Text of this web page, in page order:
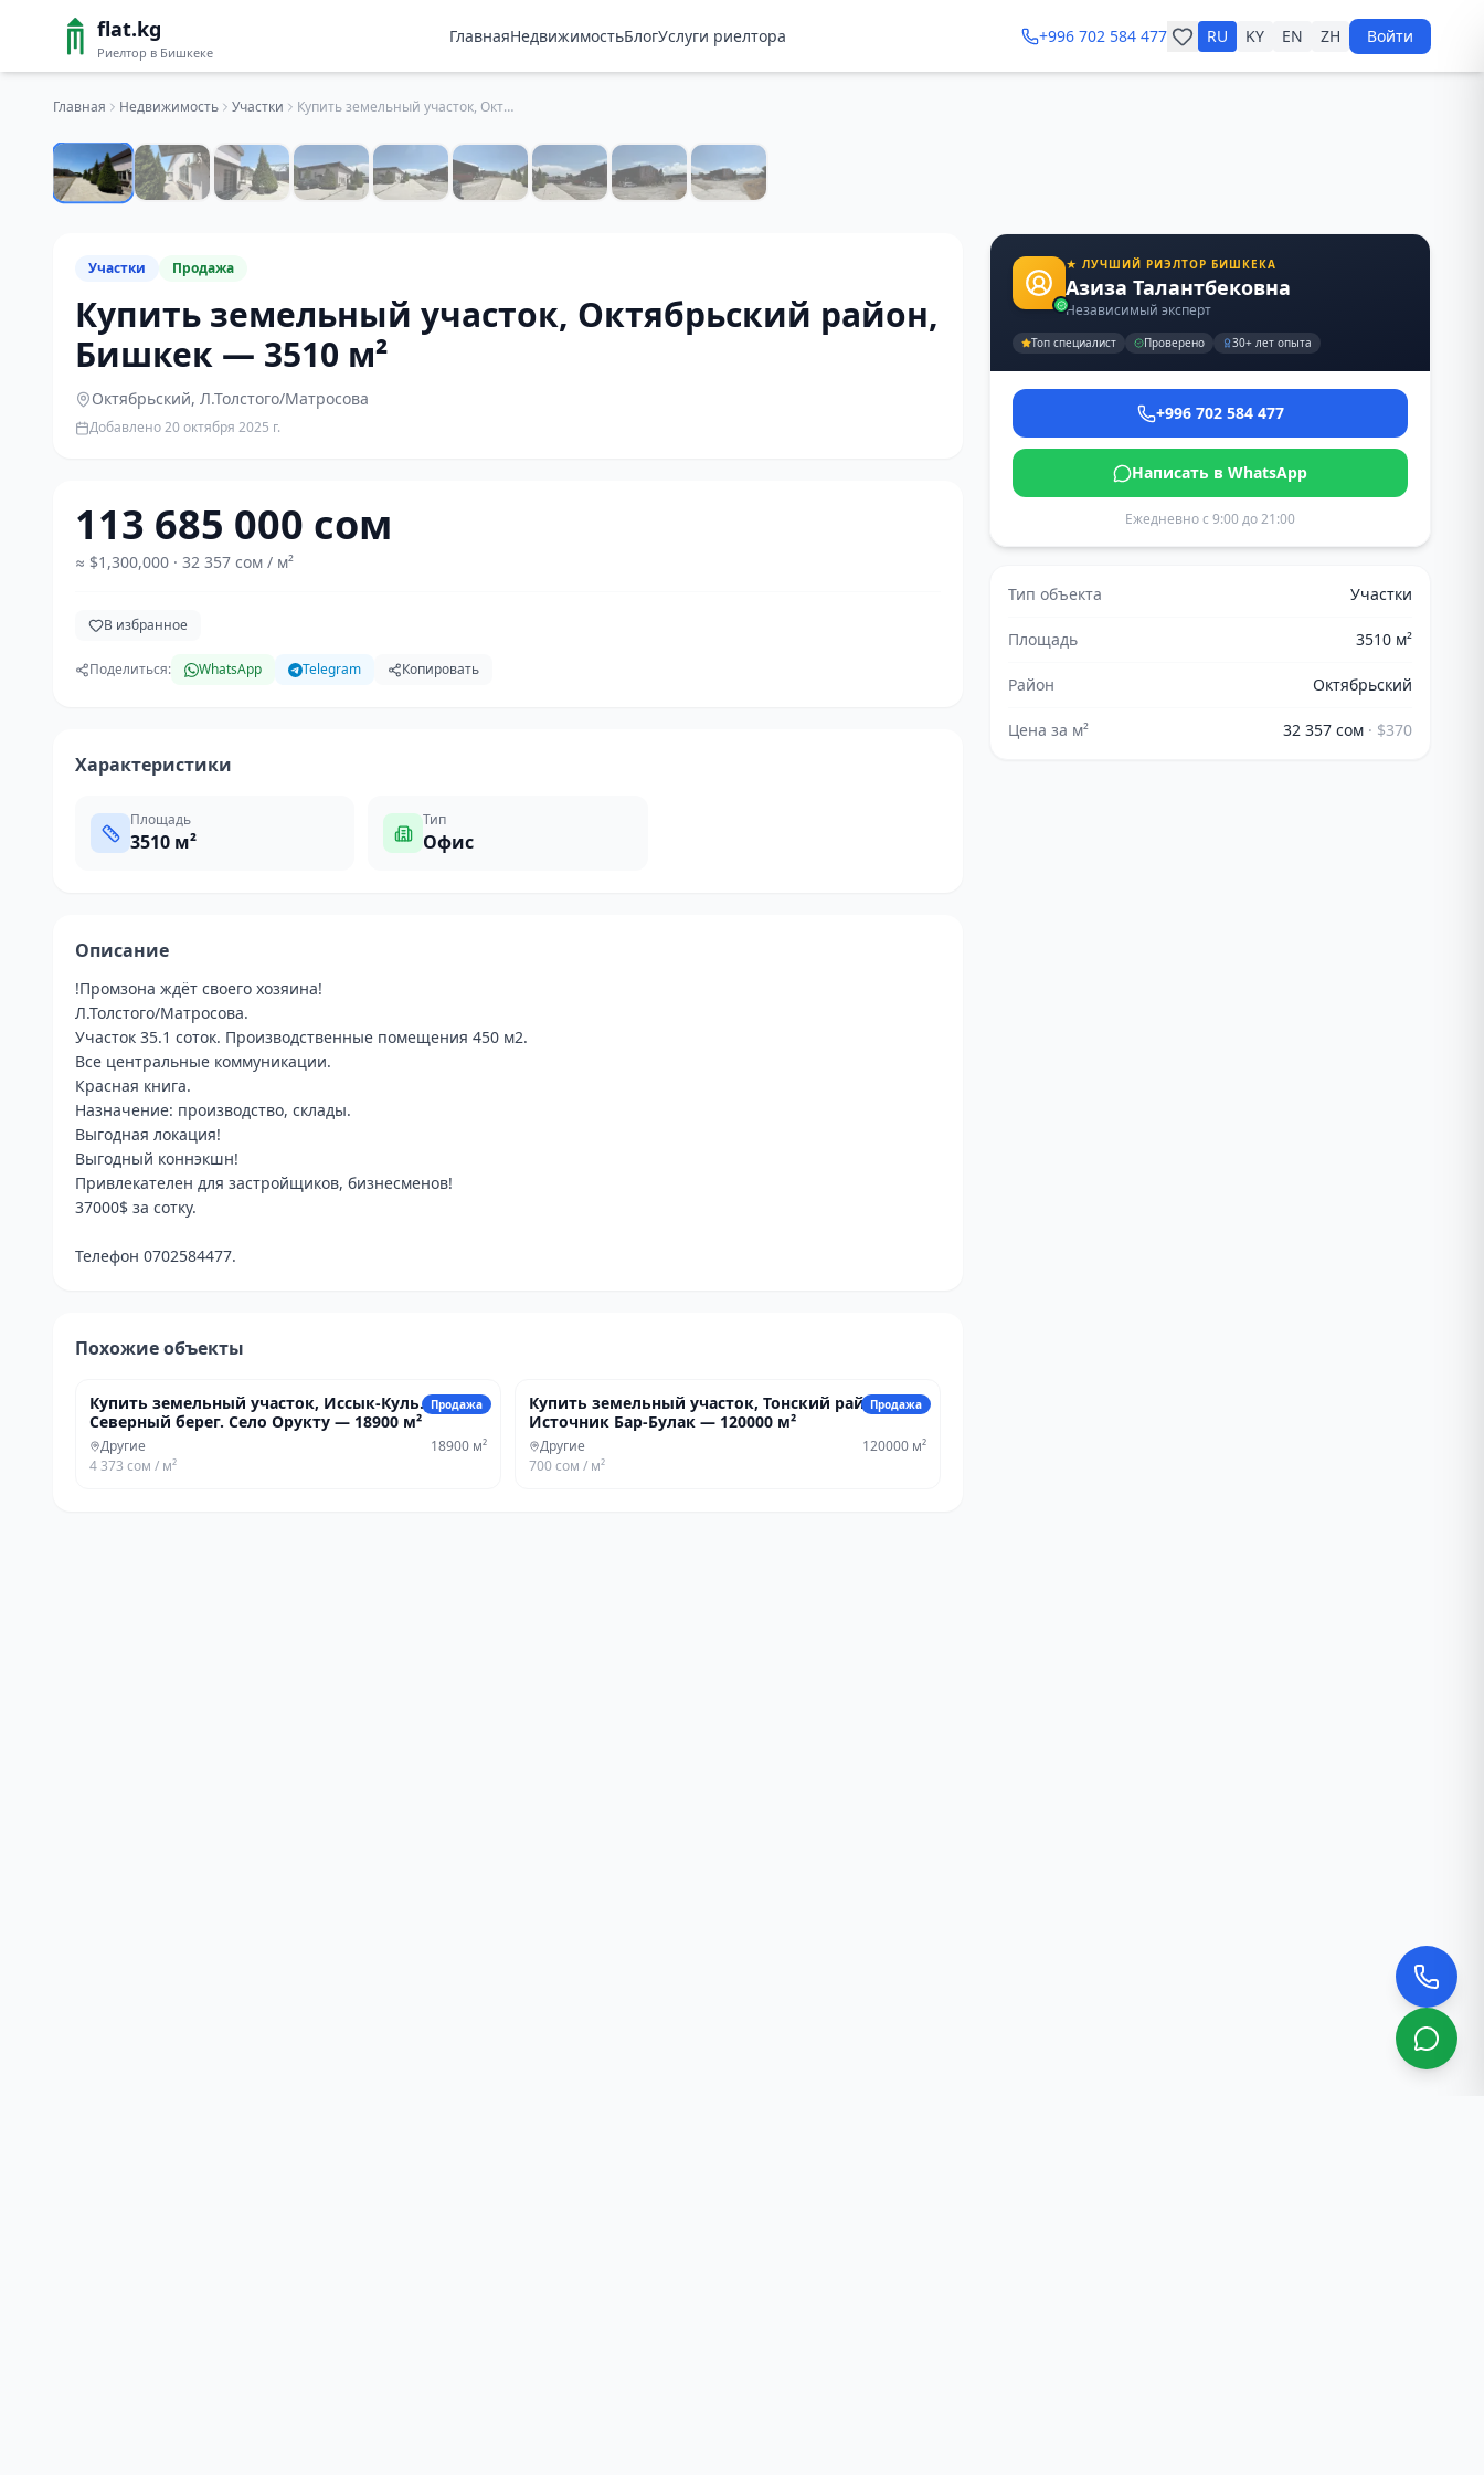
flat.kg
Риелтор в Бишкеке
ГлавнаяНедвижимостьБлогУслуги риелтора +996 702 584 477 RU KY EN ZH Войти
Главная Недвижимость Участки Купить земельный участок, Октябрьский район, Бишкек — 3510 м²
Участки Продажа
Купить земельный участок, Октябрьский район,
Бишкек — 3510 м²
Октябрьский, Л.Толстого/Матросова
Добавлено20 октября 2025 г.
113 685 000 сом
≈ $1,300,000 · 32 357 сом / м²
В избранное
Поделиться: WhatsApp Telegram Копировать
Характеристики
Площадь
3510 м²
Тип
Офис
Описание
!Промзона ждёт своего хозяина!
Л.Толстого/Матросова.
Участок 35.1 соток. Производственные помещения 450 м2.
Все центральные коммуникации.
Красная книга.
Назначение: производство, склады.
Выгодная локация!
Выгодный коннэкшн!
Привлекателен для застройщиков, бизнесменов!
37000$ за сотку.
Телефон 0702584477.
Похожие объекты
82 640 250 сом
Продажа
Купить земельный участок, Иссык-Куль.
Северный берег. Село Орукту — 18900 м²
Другие 18900 м²
4 373 сом / м²
Продажа
Купить земельный участок, Тонский район.
Источник Бар-Булак — 120000 м²
Другие 120000 м²
700 сом / м²
★ ЛУЧШИЙ РИЭЛТОР БИШКЕКА
Азиза Талантбековна
Независимый эксперт
Топ специалист Проверено 30+ лет опыта
+996 702 584 477
Написать в WhatsApp
Ежедневно с 9:00 до 21:00
Тип объекта Участки
Площадь 3510 м²
Район Октябрьский
Цена за м² 32 357 сом · $370